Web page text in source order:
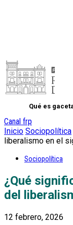
Qué es
Canal frp
Inicio Sociopolítica
liberalismo en el
Sociopolítica
¿Qué
del
12 febrero, 2026